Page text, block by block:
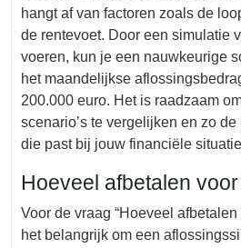
hangt af van factoren zoals de
de rentevoet. Door een simulatie
voeren, kun je een nauwkeurige
het maandelijkse
200.000 euro. Het is raadzaam
scenario’s te vergelijken en zo
die past bij jouw financiële
Hoeveel afbetalen
Voor de vraag “Hoeveel
het belangrijk om een